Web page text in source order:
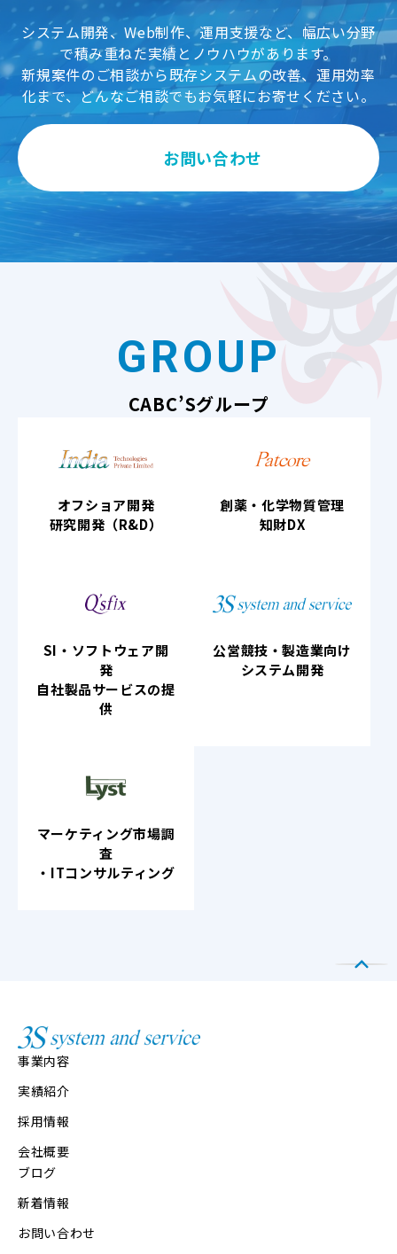
システム開発、Web制作、運用支援など、幅広い分野
で積み重ねた実績とノウハウがあります。
新規案件のご相談から既存システムの改善、運用効率
化まで、どんなご相談でもお気軽にお寄せください。
お問い合わせ
GROUP
CABC’Sグループ
オフショア開発
研究開発（R&D）
創薬・化学物質管理
知財DX
SI・ソフトウェア開
発
自社製品サービスの提
供
公営競技・製造業向け
システム開発
マーケティング市場調
査
・ITコンサルティング
事業内容
実績紹介
採用情報
会社概要
ブログ
新着情報
お問い合わせ